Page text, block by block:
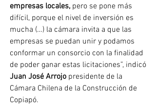
empresas locales, pero se pone más
difícil, porque el nivel de inversión es
mucha (…) la cámara invita a que las
empresas se puedan unir y podamos
conformar un consorcio con la finalidad
Juan José Arrojo presidente de la
Cámara Chilena de la Construcción de
Copiapó.